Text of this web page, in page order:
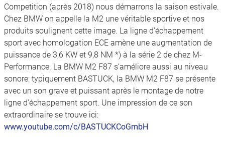
Competition (après 2018) nous démarrons la saison estivale.
Chez BMW on appelle la M2 une véritable sportive et nos
produits soulignent cette image. La ligne d’échappement
sport avec homologation ECE amène une augmentation de
puissance de 3,6 KW et 9,8 NM *) à la série 2 de chez M-
Performance. La BMW M2 F87 s’améliore aussi au niveau
sonore: typiquement BASTUCK, la BMW M2 F87 se présente
avec un son grave et puissant après le montage de notre
ligne d’échappement sport. Une impression de ce son
extraordinaire se trouve ici:
www.youtube.com/c/BASTUCKCoGmbH